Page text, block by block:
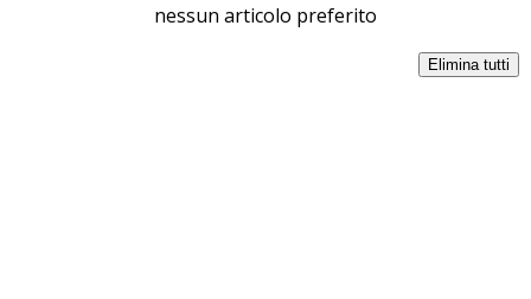
nessun articolo preferito